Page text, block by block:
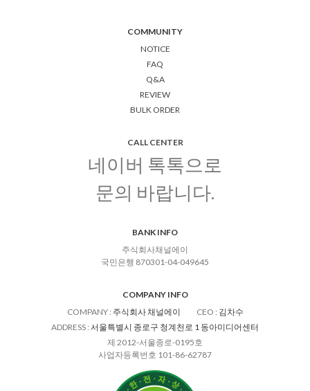
COMMUNITY
NOTICE
FAQ
Q&A
REVIEW
BULK ORDER
CALL CENTER
네이버 톡톡으로
문의 바랍니다.
BANK INFO
주식회사채널에이
국민은행 870301-04-049645
COMPANY INFO
COMPANY: 주식회사 채널에이 CEO : 김차수
ADDRESS : 서울특별시 종로구 청계천로 1 동아미디어센터
제 2012-서울종로-0195호
사업자등록번호 101-86-62787